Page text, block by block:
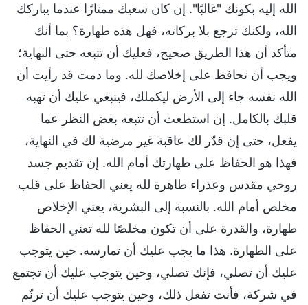
الله إليه بكونك "غالبًا". إن كان سعيك ممتازًا عندما يباركك
الله، ولكنك ترجع بلا بركاته، فهل هذه طهارة؟ بما أنك
متأكد أن هذا الطريق صحيح، فعليك أن تتبعه حتى النهاية؛
ويجب أن تحافظ على إخلاصك لله. وما دمت قد رأيت أن
الله نفسه جاء إلى الأرض ليكملك، فينبغي عليك أن تهبه
قلبك بالكامل. إن استطعت أن تتبعه بغض النظر عما
يفعل، حتى إن قدّر لك عاقبة غير مرضية لك في النهاية،
فهذا هو الحفاظ على طهارتك أمام الله. إن تقديم جسد
روحي مقدس وعذراء طاهرة لله يعني الحفاظ على قلب
مخلص أمام الله. بالنسبة إلى البشرية، يعني الإخلاص
طهارة، والقدرة على أن تكون مخلصًا لله تعني الحفاظ
على الطهارة. هذا ما يجب عليك أن تمارسه. حين يتوجب
عليك أن تصلي، فإنك تصلي، وحين يتوجب عليك أن تجتمع
في شركة، فأنت تفعل ذلك، وحين يتوجب عليك أن ترنّم